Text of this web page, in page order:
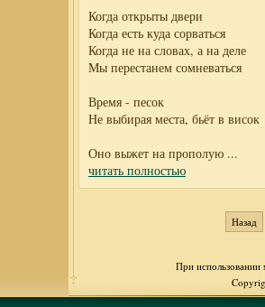
Когда открыты двери
Когда есть куда сорваться
Когда не на словах, а на деле
Мы перестанем сомневаться
Время - песок
Не выбирая места, бьёт в висок
Оно выжет на прополую ...
читать полностью
Назад
При использовании